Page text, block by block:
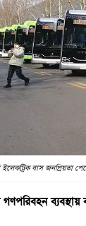
ইলেকট্রিক বাস জনপ্রিয়তা
গণপরিবহন